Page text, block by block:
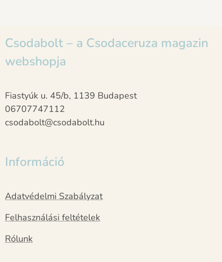
Csodabolt – a Csodaceruza magazin
webshopja
Fiastyúk u. 45/b, 1139 Budapest
06707747112
csodabolt@csodabolt.hu
Információ
Adatvédelmi Szabályzat
Felhasználási feltételek
Rólunk